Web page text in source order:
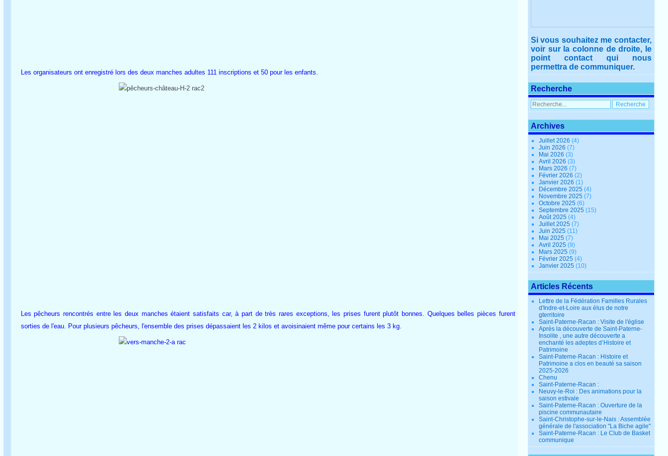
Les organisateurs ont enregistré lors des deux manches adultes 111 inscriptions et 50 pour les enfants.
Les pêcheurs rencontrés entre les deux manches étaient satisfaits car, à part de très rares exceptions, les prises furent plutôt bonnes. Quelques belles pièces furent
sorties de l'eau. Pour plusieurs pêcheurs, l'ensemble des prises dépassaient les 2 kilos et avoisinaient même pour certains les 3 kg.
Si vous souhaitez me contacter,
voir sur la colonne de droite, le
point contact qui nous
permettra de communiquer.
Recherche
Archives
Juillet 2026(4)
Juin 2026(7)
Mai 2026(3)
Avril 2026(3)
Mars 2026(7)
Février 2026(2)
Janvier 2026(1)
Décembre 2025(4)
Novembre 2025(7)
Octobre 2025(6)
Septembre 2025(15)
Août 2025(4)
Juillet 2025(7)
Juin 2025(11)
Mai 2025(7)
Avril 2025(9)
Mars 2025(9)
Février 2025(4)
Janvier 2025(10)
Articles Récents
Lettre de la Fédération Familles Rurales
d'Indre-et-Loire aux élus de notre
gterritoire
Saint-Paterne-Racan : Visite de l'église
Après la découverte de Saint-Paterne-
Insolite , une autre découverte a
enchanté les adeptes d’Histoire et
Patrimoine
Saint-Paterne-Racan : Histoire et
Patrimoine a clos en beauté sa saison
2025-2026
Chenu
Saint-Paterne-Racan :
Neuvy-le-Roi : Des animations pour la
saison estivale
Saint-Paterne-Racan : Ouverture de la
piscine communautaire
Saint-Christophe-sur-le-Nais : Assemblée
générale de l'association "La Biche agile"
Saint-Paterne-Racan : Le Club de Basket
communique